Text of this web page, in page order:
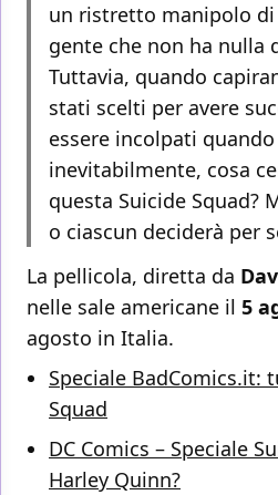
un ristretto manipolo
gente che non ha nulla
Tuttavia, quando
stati scelti per avere
essere incolpati
inevitabilmente, cosa
questa Suicide Squad?
o ciascun deciderà per
La pellicola, diretta da
nelle sale americane il 5
agosto in Italia.
Speciale BadComics.it:
Squad
DC Comics – Speciale
Harley Quinn?